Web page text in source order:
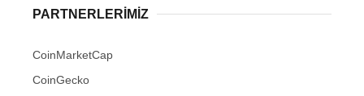
PARTNERLERIMIZ
CoinMarketCap
CoinGecko